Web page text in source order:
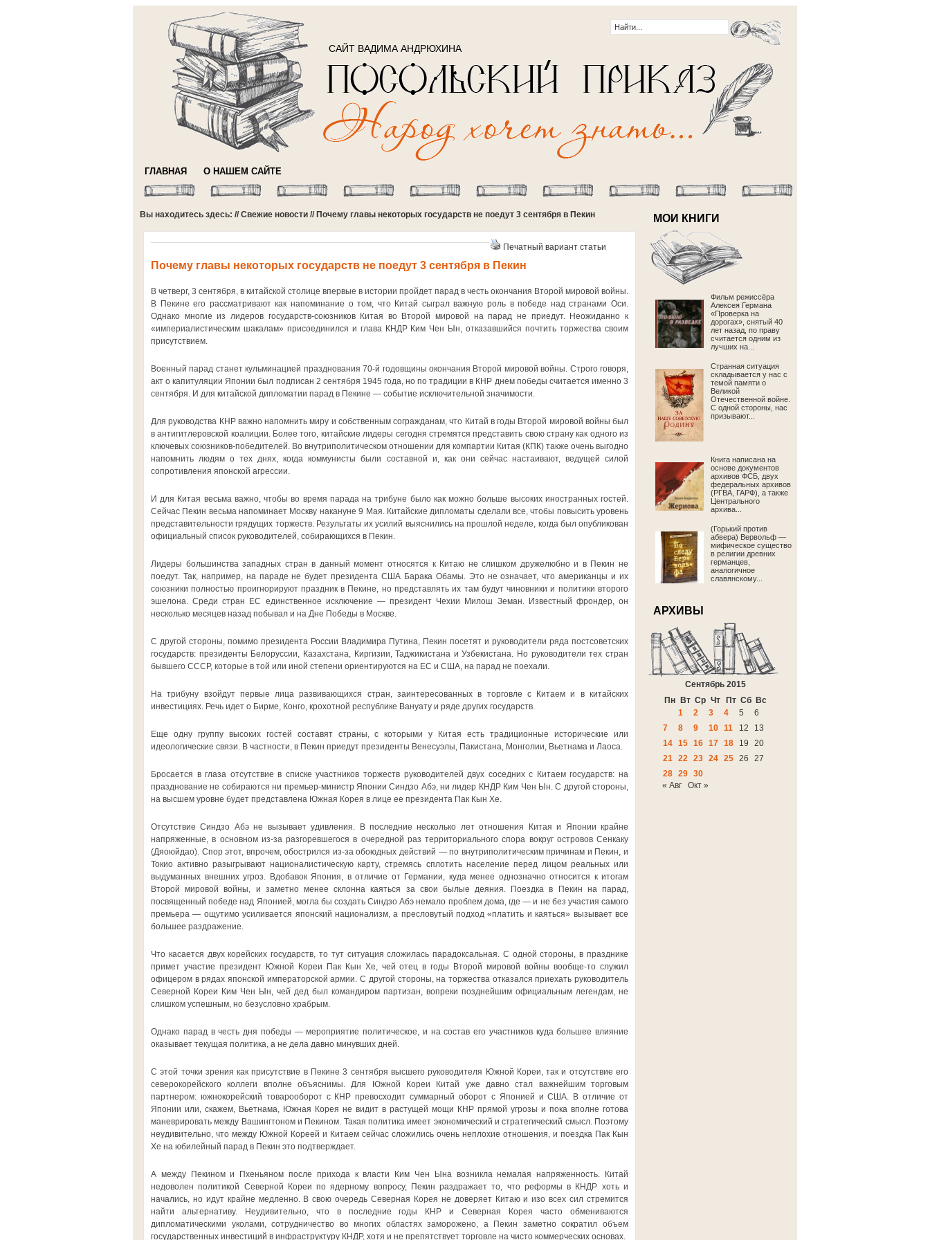
САЙТ ВАДИМА АНДРЮХИНА
ГЛАВНАЯ О НАШЕМ САЙТЕ
Вы находитесь здесь: //Свежие новости // Почему главы некоторых государств не поедут 3 сентября в Пекин
Печатный вариант статьи
Почему главы некоторых государств не поедут 3 сентября в Пекин
В четверг, 3 сентября, в китайской столице впервые в истории пройдет парад в честь окончания Второй мировой войны.
В Пекине его рассматривают как напоминание о том, что Китай сыграл важную роль в победе над странами Оси.
Однако многие из лидеров государств-союзников Китая во Второй мировой на парад не приедут. Неожиданно к
«империалистическим шакалам» присоединился и глава КНДР Ким Чен Ын, отказавшийся почтить торжества своим
присутствием.
Военный парад станет кульминацией празднования 70-й годовщины окончания Второй мировой войны. Строго говоря,
акт о капитуляции Японии был подписан 2 сентября 1945 года, но по традиции в КНР днем победы считается именно 3
сентября. И для китайской дипломатии парад в Пекине — событие исключительной значимости.
Для руководства КНР важно напомнить миру и собственным согражданам, что Китай в годы Второй мировой войны был
в антигитлеровской коалиции. Более того, китайские лидеры сегодня стремятся представить свою страну как одного из
ключевых союзников-победителей. Во внутриполитическом отношении для компартии Китая (КПК) также очень выгодно
напомнить людям о тех днях, когда коммунисты были составной и, как они сейчас настаивают, ведущей силой
сопротивления японской агрессии.
И для Китая весьма важно, чтобы во время парада на трибуне было как можно больше высоких иностранных гостей.
Сейчас Пекин весьма напоминает Москву накануне 9 Мая. Китайские дипломаты сделали все, чтобы повысить уровень
представительности грядущих торжеств. Результаты их усилий выяснились на прошлой неделе, когда был опубликован
официальный список руководителей, собирающихся в Пекин.
Лидеры большинства западных стран в данный момент относятся к Китаю не слишком дружелюбно и в Пекин не
поедут. Так, например, на параде не будет президента США Барака Обамы. Это не означает, что американцы и их
союзники полностью проигнорируют праздник в Пекине, но представлять их там будут чиновники и политики второго
эшелона. Среди стран ЕС единственное исключение — президент Чехии Милош Земан. Известный фрондер, он
несколько месяцев назад побывал и на Дне Победы в Москве.
С другой стороны, помимо президента России Владимира Путина, Пекин посетят и руководители ряда постсоветских
государств: президенты Белоруссии, Казахстана, Киргизии, Таджикистана и Узбекистана. Но руководители тех стран
бывшего СССР, которые в той или иной степени ориентируются на ЕС и США, на парад не поехали.
На трибуну взойдут первые лица развивающихся стран, заинтересованных в торговле с Китаем и в китайских
инвестициях. Речь идет о Бирме, Конго, крохотной республике Вануату и ряде других государств.
Еще одну группу высоких гостей составят страны, с которыми у Китая есть традиционные исторические или
идеологические связи. В частности, в Пекин приедут президенты Венесуэлы, Пакистана, Монголии, Вьетнама и Лаоса.
Бросается в глаза отсутствие в списке участников торжеств руководителей двух соседних с Китаем государств: на
празднование не собираются ни премьер-министр Японии Синдзо Абэ, ни лидер КНДР Ким Чен Ын. С другой стороны,
на высшем уровне будет представлена Южная Корея в лице ее президента Пак Кын Хе.
Отсутствие Синдзо Абэ не вызывает удивления. В последние несколько лет отношения Китая и Японии крайне
напряженные, в основном из-за разгоревшегося в очередной раз территориального спора вокруг островов Сенкаку
(Дяоюйдао). Спор этот, впрочем, обострился из-за обоюдных действий — по внутриполитическим причинам и Пекин, и
Токио активно разыгрывают националистическую карту, стремясь сплотить население перед лицом реальных или
выдуманных внешних угроз. Вдобавок Япония, в отличие от Германии, куда менее однозначно относится к итогам
Второй мировой войны, и заметно менее склонна каяться за свои былые деяния. Поездка в Пекин на парад,
посвященный победе над Японией, могла бы создать Синдзо Абэ немало проблем дома, где — и не без участия самого
премьера — ощутимо усиливается японский национализм, а пресловутый подход «платить и каяться» вызывает все
большее раздражение.
Что касается двух корейских государств, то тут ситуация сложилась парадоксальная. С одной стороны, в празднике
примет участие президент Южной Кореи Пак Кын Хе, чей отец в годы Второй мировой войны вообще-то служил
офицером в рядах японской императорской армии. С другой стороны, на торжества отказался приехать руководитель
Северной Кореи Ким Чен Ын, чей дед был командиром партизан, вопреки позднейшим официальным легендам, не
слишком успешным, но безусловно храбрым.
Однако парад в честь дня победы — мероприятие политическое, и на состав его участников куда большее влияние
оказывает текущая политика, а не дела давно минувших дней.
С этой точки зрения как присутствие в Пекине 3 сентября высшего руководителя Южной Кореи, так и отсутствие его
северокорейского коллеги вполне объяснимы. Для Южной Кореи Китай уже давно стал важнейшим торговым
партнером: южнокорейский товарооборот с КНР превосходит суммарный оборот с Японией и США. В отличие от
Японии или, скажем, Вьетнама, Южная Корея не видит в растущей мощи КНР прямой угрозы и пока вполне готова
маневрировать между Вашингтоном и Пекином. Такая политика имеет экономический и стратегический смысл. Поэтому
неудивительно, что между Южной Кореей и Китаем сейчас сложились очень неплохие отношения, и поездка Пак Кын
Хе на юбилейный парад в Пекин это подтверждает.
А между Пекином и Пхеньяном после прихода к власти Ким Чен Ына возникла немалая напряженность. Китай
недоволен политикой Северной Кореи по ядерному вопросу, Пекин раздражает то, что реформы в КНДР хоть и
начались, но идут крайне медленно. В свою очередь Северная Корея не доверяет Китаю и изо всех сил стремится
найти альтернативу. Неудивительно, что в последние годы КНР и Северная Корея часто обмениваются
дипломатическими уколами, сотрудничество во многих областях заморожено, а Пекин заметно сократил объем
государственных инвестиций в инфраструктуру КНДР, хотя и не препятствует торговле на чисто коммерческих основах.
МОИ КНИГИ
Фильм режиссёра
Алексея Германа
«Проверка на
дорогах», снятый 40
лет назад, по праву
считается одним из
лучших на...
Странная ситуация
складывается у нас с
темой памяти о
Великой
Отечественной войне.
С одной стороны, нас
призывают...
Книга написана на
основе документов
архивов ФСБ, двух
федеральных архивов
(РГВА, ГАРФ), а также
Центрального
архива...
(Горький против
абвера) Вервольф —
мифическое существо
в религии древних
германцев,
аналогичное
славянскому...
АРХИВЫ
Сентябрь 2015
Пн
Вт Ср Чт Пт Сб Вс
1
2 3 4 5
6
7
8 9 10 11 12
13
14 15 16 17 18 19
20
21 22 23 24 25 26
27
28 29 30
« Авг
Окт »